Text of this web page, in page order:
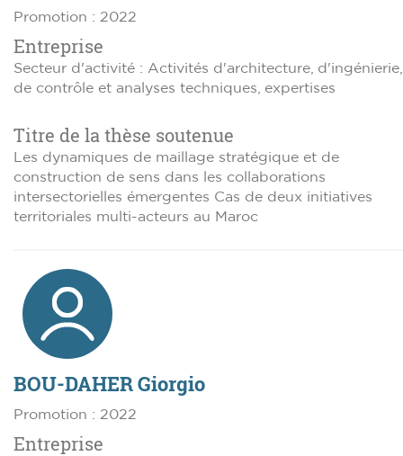
Promotion : 2022
Entreprise
Secteur d'activité : Activités d'architecture, d'ingénierie,
de contrôle et analyses techniques, expertises
Titre de la thèse soutenue
Les dynamiques de maillage stratégique et de
construction de sens dans les collaborations
intersectorielles émergentes Cas de deux initiatives
territoriales multi-acteurs au Maroc
BOU-DAHER Giorgio
Promotion : 2022
Entreprise